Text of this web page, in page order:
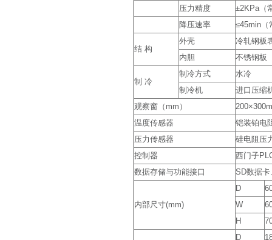
压力精度
±2KPa（
降压速率
≤45min
结 构
外壳
冷轧钢板
内胆
不锈钢板
制 冷
制冷方式
水冷
制冷机
进口压缩
观察窗（mm）
温度传感器
铠装铂电
压力传感器
硅电阻压
控制器
西门子
数据存储与功能接口
SD数据
内部尺寸(mm)
D
W
H
D